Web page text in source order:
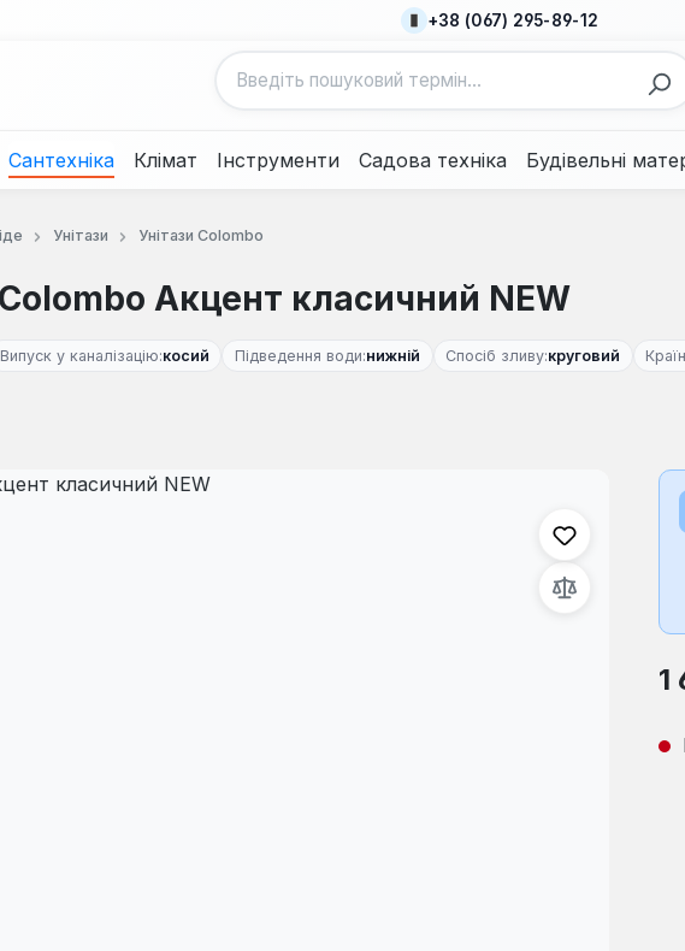
+38 (067) 295-89-12
Сантехніка Клімат Інструменти Садова техніка Будівельні
Унітази Унітази Colombo
Акцент класичний NEW
Випуск у каналізацію:косий Підведення води:нижній Спосіб зливу:круговий
1